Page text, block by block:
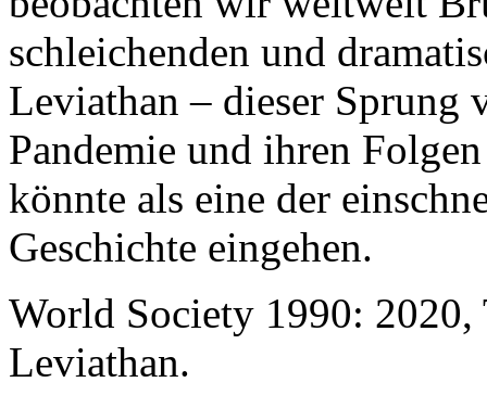
schleichenden und
Leviathan – dieser Sprung
Pandemie und ihren
könnte als eine der
Geschichte eingehen.
World Society 1990: 2020,
Leviathan.